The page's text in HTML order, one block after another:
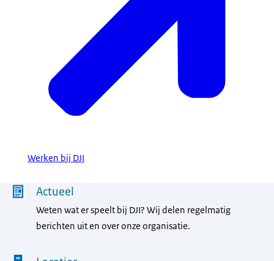
Werken bij DJI
Menu Actueel
Weten wat er speelt bij DJI? Wij delen regelmatig
berichten uit en over onze organisatie.